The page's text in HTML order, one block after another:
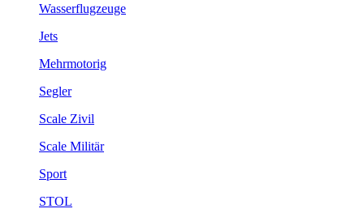
Wasserflugzeuge
Jets
Mehrmotorig
Segler
Scale Zivil
Scale Militär
Sport
STOL